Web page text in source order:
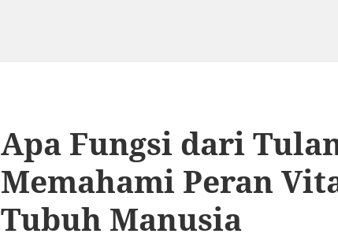
Apa Fungsi dari
Memahami Peran
Tubuh Manusia